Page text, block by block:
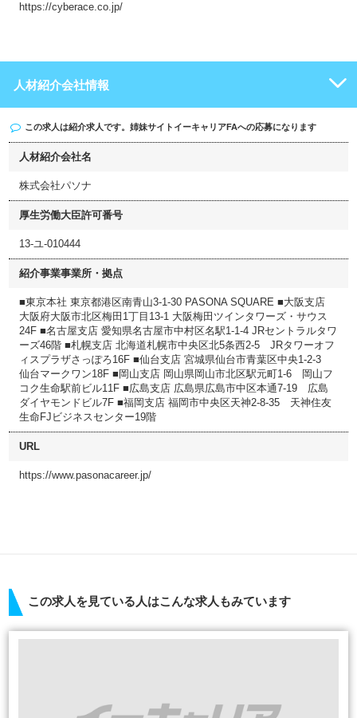
https://cyberace.co.jp/
人材紹介会社情報
この求人は紹介求人です。姉妹サイト イーキャリアFAへの応募になります
人材紹介会社名
株式会社パソナ
厚生労働大臣許可番号
13-ユ-010444
紹介事業事業所・拠点
■東京本社 東京都港区南青山3-1-30 PASONA SQUARE ■大阪支店
大阪府大阪市北区梅田1丁目13-1 大阪梅田ツインタワーズ・サウス
24F ■名古屋支店 愛知県名古屋市中村区名駅1-1-4 JRセントラルタワ
ーズ46階 ■札幌支店 北海道札幌市中央区北5条西2-5 JRタワーオフ
ィスプラザさっぽろ16F ■仙台支店 宮城県仙台市青葉区中央1-2-3
仙台マークワン18F ■岡山支店 岡山県岡山市北区駅元町1-6 岡山フ
コク生命駅前ビル11F ■広島支店 広島県広島市中区本通7-19 広島
ダイヤモンドビル7F ■福岡支店 福岡市中央区天神2-8-35 天神住友
生命FJビジネスセンター19階
URL
https://www.pasonacareer.jp/
この求人を見ている人はこんな求人もみています